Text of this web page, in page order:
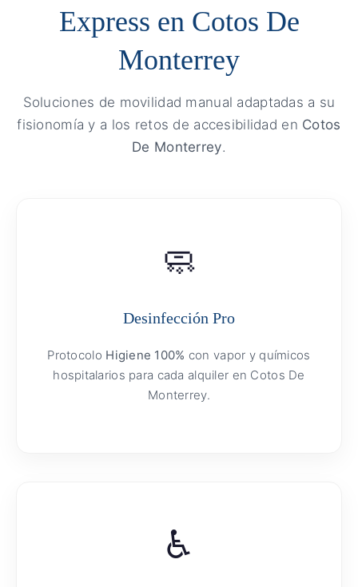
Express en Cotos De
Monterrey
Soluciones de movilidad manual adaptadas a su
fisionomía y a los retos de accesibilidad en Cotos
De Monterrey.
🧼
Desinfección Pro
Protocolo Higiene 100% con vapor y químicos
hospitalarios para cada alquiler en Cotos De
Monterrey.
♿